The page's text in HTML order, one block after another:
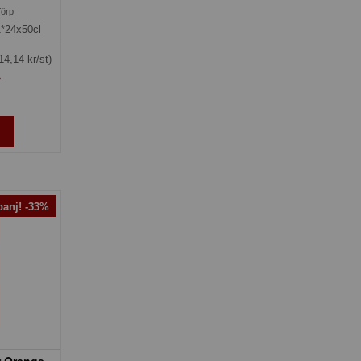
kr/st)
-33%